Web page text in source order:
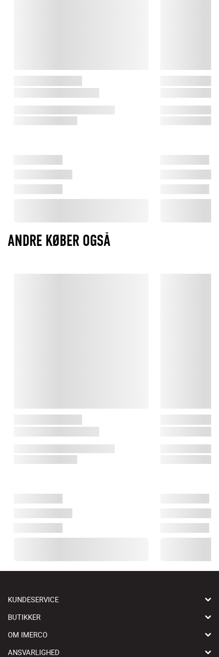
ANDRE KØBER OGSÅ
KUNDESERVICE
BUTIKKER
OM IMERCO
ANSVARLIGHED